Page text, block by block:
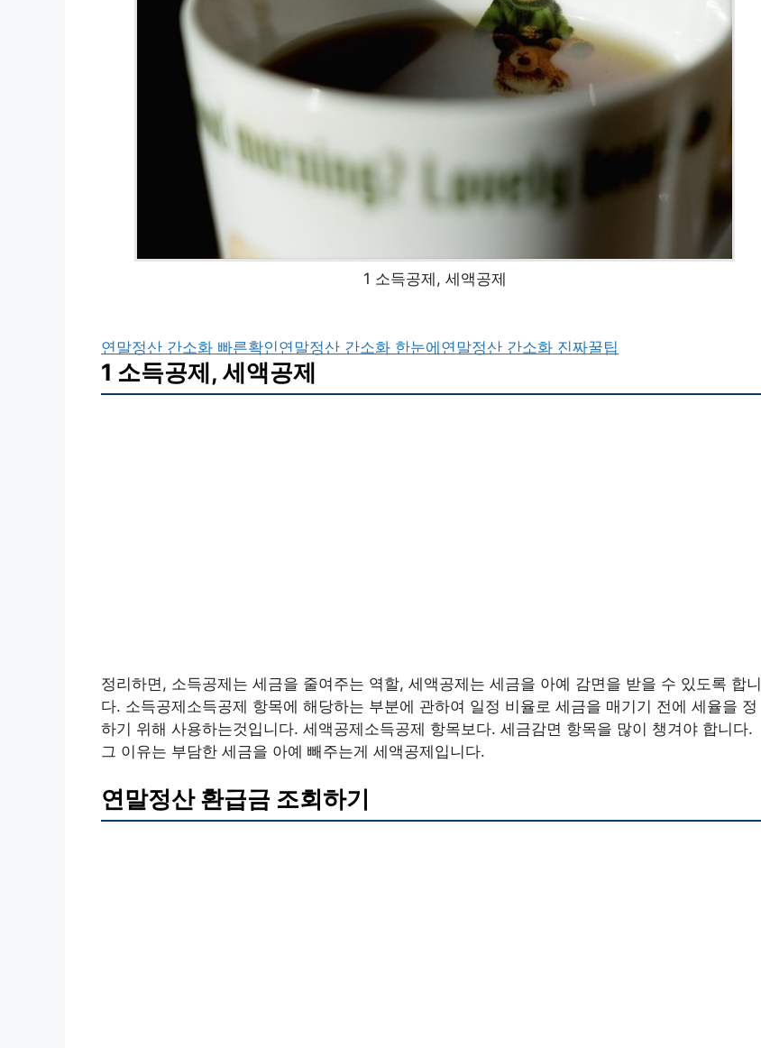
1 소득공제, 세액공제
연말정산 간소화 빠른확인연말정산 간소화 한눈에연말정산 간소화 진짜꿀팁
1 소득공제, 세액공제
정리하면, 소득공제는 세금을 줄여주는 역할, 세액공제는 세금을 아예 감면을 받을 수 있도록 합니
다. 소득공제소득공제 항목에 해당하는 부분에 관하여 일정 비율로 세금을 매기기 전에 세율을 정
하기 위해 사용하는것입니다. 세액공제소득공제 항목보다. 세금감면 항목을 많이 챙겨야 합니다.
그 이유는 부담한 세금을 아예 빼주는게 세액공제입니다.
연말정산 환급금 조회하기